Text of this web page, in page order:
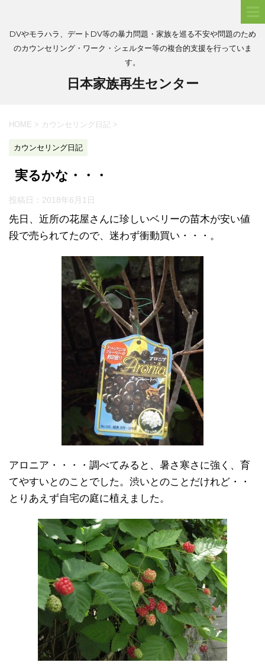
DVやモラハラ、デートDV等の暴力問題・家族を巡る不安や問題のため
のカウンセリング・ワーク・シェルター等の複合的支援を行っていま
す。
日本家族再生センター
HOME > カウンセリング日記 >
カウンセリング日記
実るかな・・・
投稿日： 2018年6月1日
先日、近所の花屋さんに珍しいベリーの苗木が安い値
段で売られてたので、迷わず衝動買い・・・。
アロニア・・・・調べてみると、暑さ寒さに強く、育
てやすいとのことでした。渋いとのことだけれど・・
とりあえず自宅の庭に植えました。